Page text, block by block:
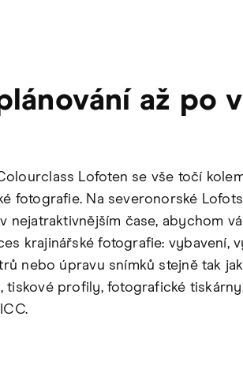
až po
Lofoten se vše točí
fotografie. Na severonorské
nejatraktivnějším čase, abychom
krajinářské fotografie: vybavení,
nebo úpravu snímků stejně tak
tiskové profily, fotografické